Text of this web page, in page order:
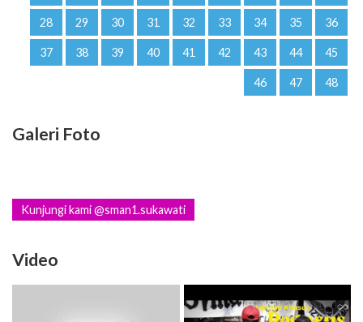
28 29 30 31 32 33 34 35 36
37 38 39 40 41 42 43 44 45
46 47 48
Galeri Foto
Kunjungi kami @sman1.sukawati
Video